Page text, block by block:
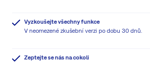
Vyzkoušejte všechny funkce
V neomezené zkušební verzi po dobu 30 dnů.
Zeptejte se nás na cokoli